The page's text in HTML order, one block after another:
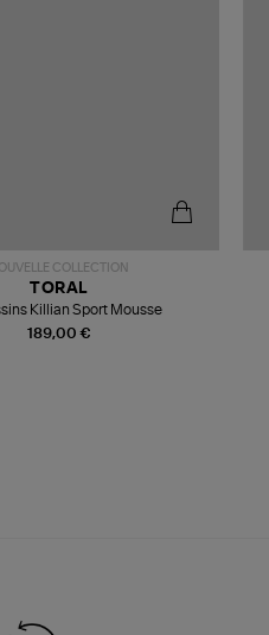
COLLECTION
189,00 €
TORAL
Killian Sport Mousse